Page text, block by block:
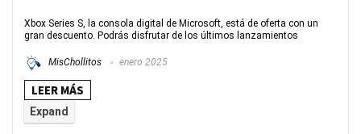
Xbox Series S, la consola digital de Microsoft, está de oferta con un
gran descuento. Podrás disfrutar de los últimos lanzamientos
MisChollitos enero 2025
LEER MÁS
Expand